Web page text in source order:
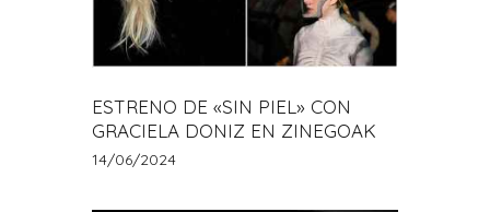
ESTRENO DE «SIN PIEL» CON
GRACIELA DONIZ EN ZINEGOAK
14/06/2024